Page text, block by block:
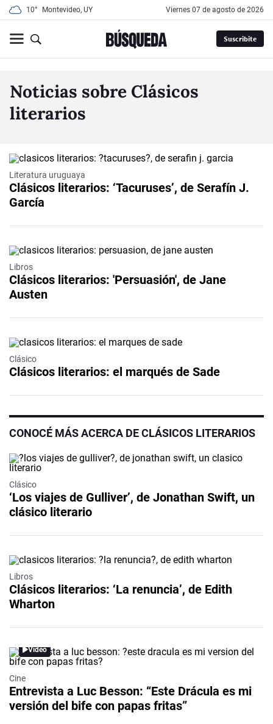
10° Montevideo, UY viernes 07 de agosto de 2026
Suscribite
Noticias sobre Clásicos
literarios
Literatura uruguaya
Clásicos literarios: ‘Tacuruses’, de Serafín J.
García
Libros
Clásicos literarios: 'Persuasión', de Jane
Austen
Clásico
Clásicos literarios: el marqués de Sade
CONOCÉ MÁS ACERCA DE CLÁSICOS LITERARIOS
Clásico
‘Los viajes de Gulliver’, de Jonathan Swift, un
clásico literario
Libros
Clásicos literarios: ‘La renuncia’, de Edith
Wharton
Video
Cine
Entrevista a Luc Besson: “Este Drácula es mi
versión del bife con papas fritas”